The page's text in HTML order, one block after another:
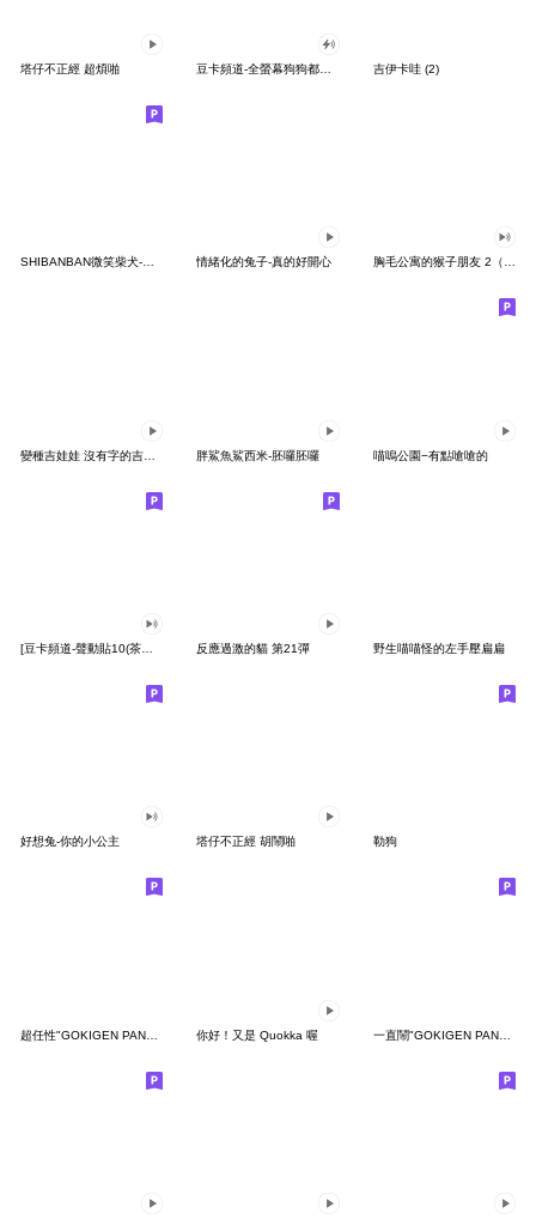
塔仔不正經 超煩啪 吉伊卡哇 (2)
SHIBANBAN微笑柴犬-廢柴寶寶日常 情緒化的兔子-真的好開心 胸毛公寓的猴子朋友 2（有聲動態）
胖鯊魚鯊西米-胚囉胚囉 喵嗚公園−有點嗆嗆的
反應過激的貓 第21彈 野生喵喵怪的左手壓扁扁
好想兔-你的小公主 塔仔不正經 胡鬧啪 勒狗
你好！又是 Quokka 喔 一直鬧"GOKIGEN PANDA" 台灣版